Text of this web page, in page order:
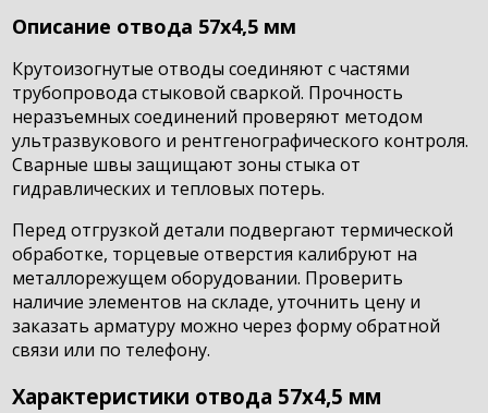
Описание отвода 57х4,5 мм
Крутоизогнутые отводы соединяют с частями
трубопровода стыковой сваркой. Прочность
неразъемных соединений проверяют методом
ультразвукового и рентгенографического контроля.
Сварные швы защищают зоны стыка от
гидравлических и тепловых потерь.
Перед отгрузкой детали подвергают термической
обработке, торцевые отверстия калибруют на
металлорежущем оборудовании. Проверить
наличие элементов на складе, уточнить цену и
заказать арматуру можно через форму обратной
связи или по телефону.
Характеристики отвода 57х4,5 мм